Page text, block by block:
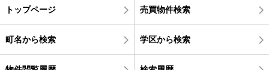
トップページ 売買物件検索
町名から検索 学区から検索